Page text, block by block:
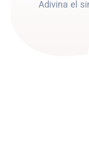
Adivina el